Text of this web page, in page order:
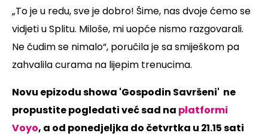
„To je u redu, sve je dobro! Šime, nas dvoje ćemo se
vidjeti u Splitu. Miloše, mi uopće nismo razgovarali.
Ne čudim se nimalo“, poručila je sa smiješkom pa
zahvalila curama na lijepim trenucima.
Novu epizodu showa 'Gospodin Savršeni' ne
propustite pogledati već sad na platformi
Voyo, a od ponedjeljka do četvrtka u 21.15 sati